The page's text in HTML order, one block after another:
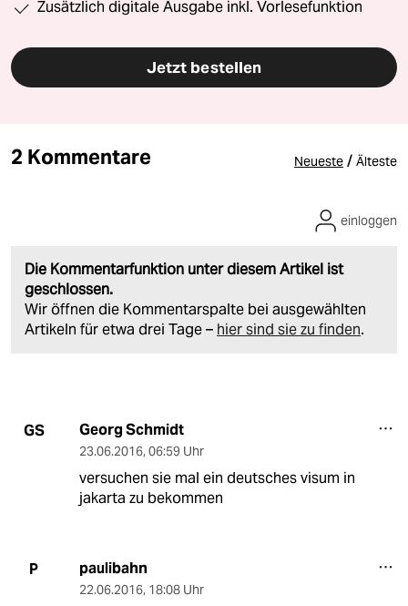
Zusätzlich digitale Ausgabe inkl. Vorlesefunktion
Jetzt bestellen
2 Kommentare Neueste / Älteste
Die Kommentarfunktion unter diesem Artikel ist
geschlossen.
Wir öffnen die Kommentarspalte bei ausgewählten
Artikeln für etwa drei Tage – hier sind sie zu finden.
einloggen
GS Georg Schmidt
23.06.2016, 06:59 Uhr
versuchen sie mal ein deutsches visum in
jakarta zu bekommen
P paulibahn
22.06.2016, 18:08 Uhr